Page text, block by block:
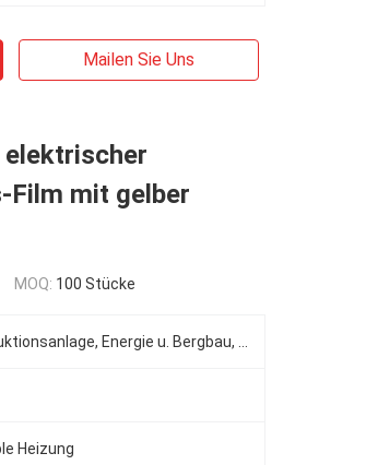
Mailen Sie Uns
Film mit gelber
MOQ: 100 Stücke
Heizung